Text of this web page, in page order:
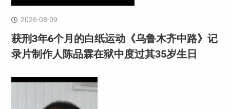
2026-08-09
获刑3年6个月的白纸运动《乌鲁木齐中路》记
录片制作人陈品霖在狱中度过其35岁生日